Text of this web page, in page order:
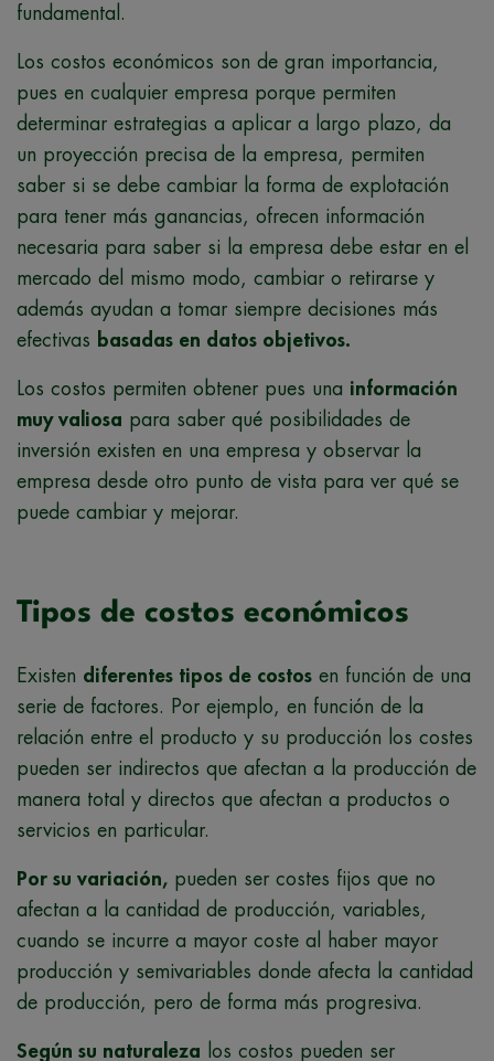
fundamental.
Los costos económicos son de gran importancia,
pues en cualquier empresa porque permiten
determinar estrategias a aplicar a largo plazo, da
un proyección precisa de la empresa, permiten
saber si se debe cambiar la forma de explotación
para tener más ganancias, ofrecen información
necesaria para saber si la empresa debe estar en el
mercado del mismo modo, cambiar o retirarse y
además ayudan a tomar siempre decisiones más
efectivas basadas en datos objetivos.
Los costos permiten obtener pues una información
muy valiosa para saber qué posibilidades de
inversión existen en una empresa y observar la
empresa desde otro punto de vista para ver qué se
puede cambiar y mejorar.
Tipos de costos económicos
Existen diferentes tipos de costos en función de una
serie de factores. Por ejemplo, en función de la
relación entre el producto y su producción los costes
pueden ser indirectos que afectan a la producción de
manera total y directos que afectan a productos o
servicios en particular.
Por su variación, pueden ser costes fijos que no
afectan a la cantidad de producción, variables,
cuando se incurre a mayor coste al haber mayor
producción y semivariables donde afecta la cantidad
de producción, pero de forma más progresiva.
Según su naturaleza los costos pueden ser